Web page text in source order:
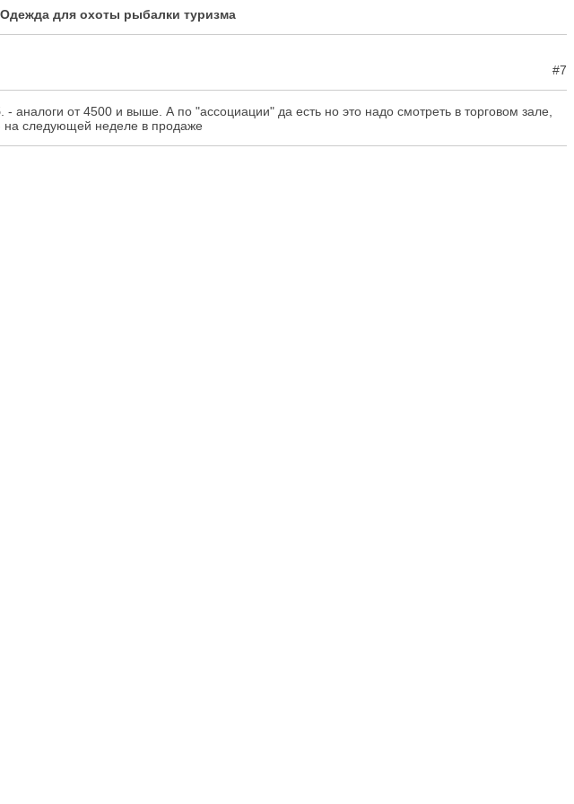
для охоты рыбалки туризма
#7
от 4500 и выше. А по "ассоциации" да есть но это надо смотреть в торговом зале,
на следующей неделе в продаже